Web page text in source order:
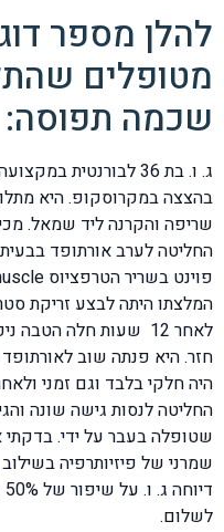
להלן מספר
מטופלים
שכמה תפוסה:
ג. ו. בת 36 לבורנטית
בהצצה במקרוסקופ. היא
שריפה והקרנה ליד שמאל.
החליטה לערב אורתופד
המלצתו היתה לבצע זריקת
לאחר 12 שעות חלה
חזר. היא פנתה שוב
היה חלקי בלבד וגם זמני
החליטה לנסות גישה שונה
שטופלה בעבר על ידי. בדקתי
לשלום.